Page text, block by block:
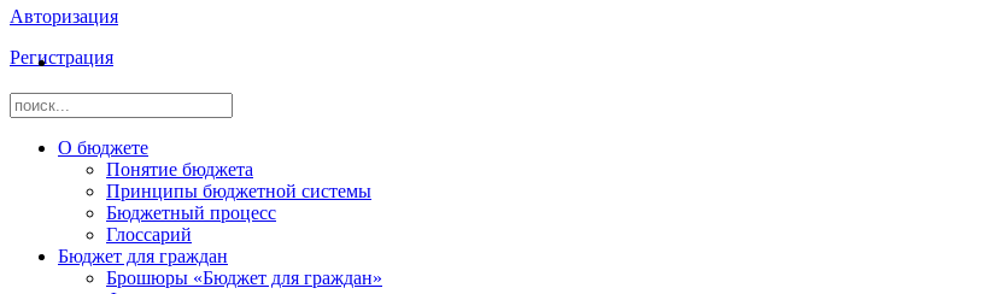
Авторизация
Регистрация
О бюджете
Понятие бюджета
Принципы бюджетной системы
Бюджетный процесс
Глоссарий
Бюджет для граждан
Брошюры «Бюджет для граждан»